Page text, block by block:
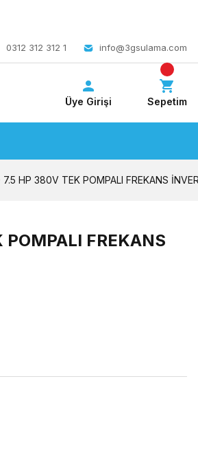
0312 312 312 1 info@3gsulama.com
Üye Girişi Sepetim
HP 380V TEK POMPALI FREKANS
FREKANS